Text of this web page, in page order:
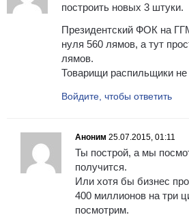
построить новых 3 штуки.
Президентский ФОК на
нуля 560 лямов, а тут
лямов.
Товарищи распильщики не
Войдите, чтобы ответить
Аноним 25.07.2015, 01:11
Ты построй, а мы
получится.
Или хотя бы бизнес
400 миллионов на три
посмотрим.